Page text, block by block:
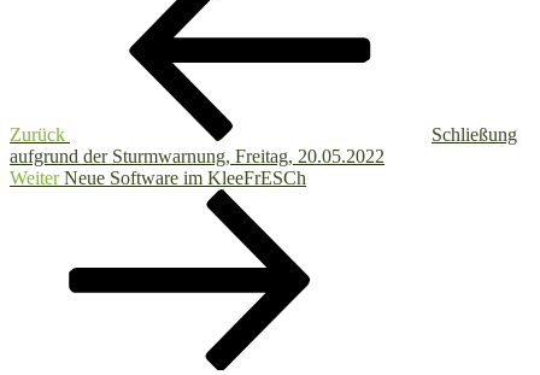
Zurück
Schließung
aufgrund der Sturmwarnung, Freitag, 20.05.2022
Nächster
Weiter Neue Software im KleeFrESCh